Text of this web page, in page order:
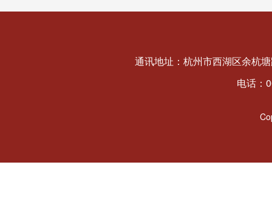
通讯地址：杭州市西湖区余杭
电话：